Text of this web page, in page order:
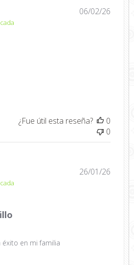
06/02/26
¿Fue útil esta reseña?
0
0
en mi familia
26/01/26